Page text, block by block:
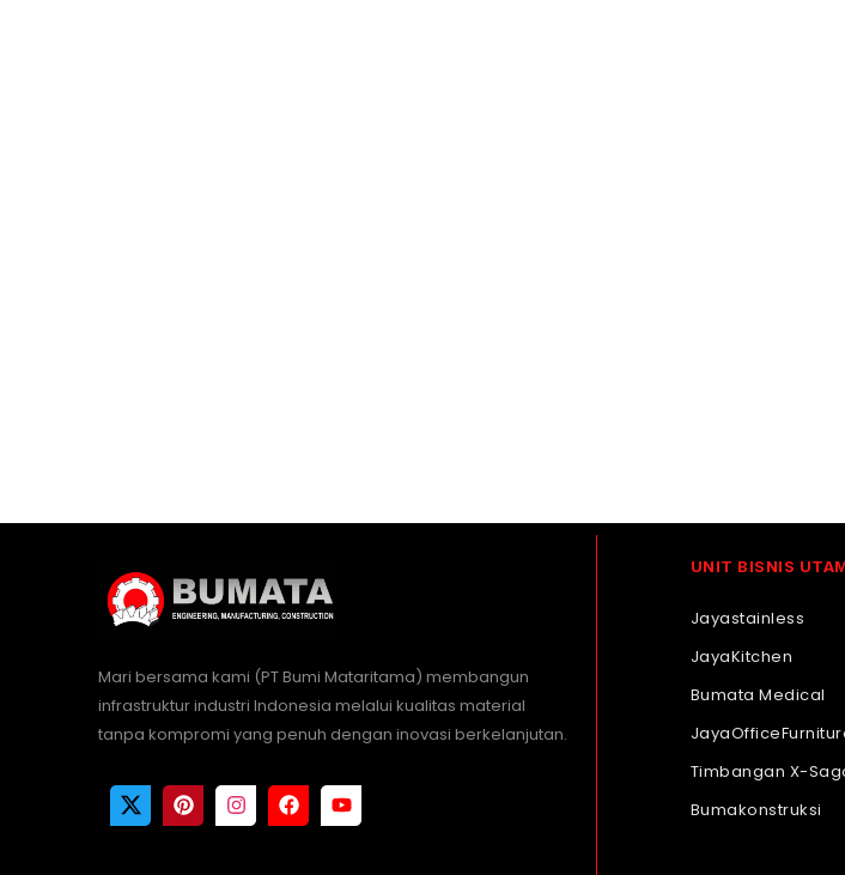
Mari bersama kami (PT Bumi Mataritama) membangun
infrastruktur industri Indonesia melalui kualitas material
tanpa kompromi yang penuh dengan inovasi berkelanjutan.
UNIT BISNIS
Jayastainless
JayaKitchen
Bumata Medical
Timbangan X-
Bumakonstruksi